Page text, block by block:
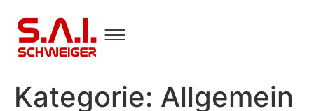
Kategorie: Allgemein